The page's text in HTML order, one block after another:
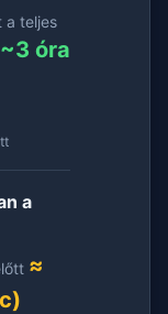
a teljes
óra
a
≈